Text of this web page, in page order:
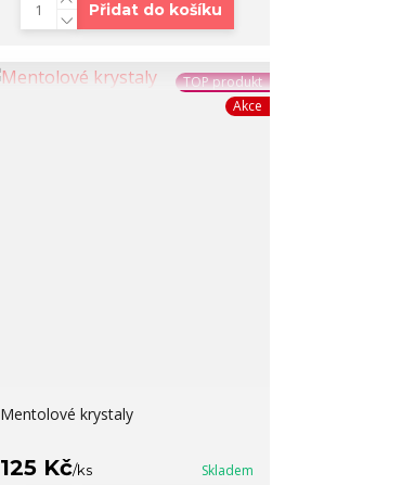
Přidat do košíku
TOP produkt
Akce
Mentolové krystaly
125 Kč/ks Skladem